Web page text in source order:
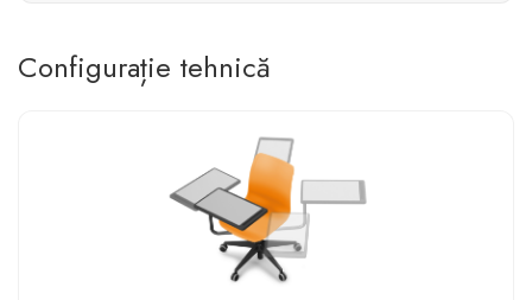
Configurație tehnică